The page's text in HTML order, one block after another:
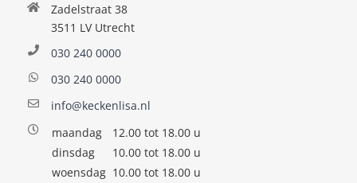
Zadelstraat 38
3511 LV Utrecht
030 240 0000
030 240 0000
info@keckenlisa.nl
maandag
12.00 tot 18.00 u
dinsdag
10.00 tot 18.00 u
woensdag 10.00 tot 18.00 u